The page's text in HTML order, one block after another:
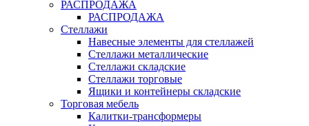
РАСПРОДАЖА
РАСПРОДАЖА
Стеллажи
Навесные элементы для стеллажей
Стеллажи металлические
Стеллажи складские
Стеллажи торговые
Ящики и контейнеры складские
Торговая мебель
Калитки-трансформеры